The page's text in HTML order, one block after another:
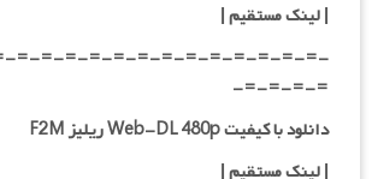
|لینک مستقیم|
=-=-=-=-=-=-=-=-=-=-=-=-=-
=-=-=-=-
دانلود با کیفیت Web-DL 480p ریلیز F2M
|لینک مستقیم|